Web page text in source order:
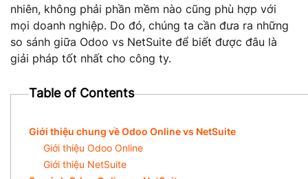
nhiên, không phải phần mềm nào cũng phù hợp với
mọi doanh nghiệp. Do đó, chúng ta cần đưa ra những
so sánh giữa Odoo vs NetSuite để biết được đâu là
giải pháp tốt nhất cho công ty.
Table of Contents
Giới thiệu chung về Odoo Online vs NetSuite
Giới thiệu Odoo Online
Giới thiệu NetSuite